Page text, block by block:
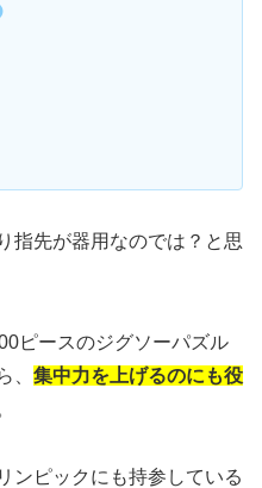
指先が器用なのでは？と思
ピースのジグソーパズル
、 集中力を上げるのにも役
ンピックにも持参している